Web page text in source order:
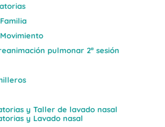
pulmonar 2ª sesión
y Taller de lavado nasal
y Lavado nasal